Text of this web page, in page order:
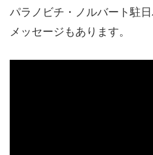
パラノビチ・ノルバート駐
メッセージもあります。